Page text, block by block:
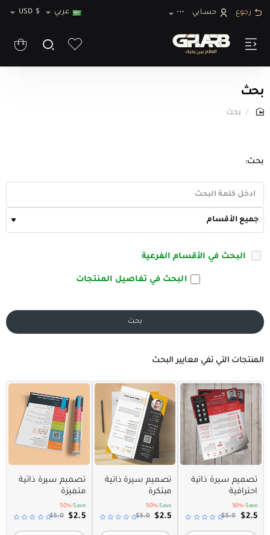
رجوع حسـابي ⋯ عربي $
USD
بحث
بحث
بحث:
البحث في الأقسام الفرعية
البحث في تفاصيل المنتجات
بحث
المنتجات التي تفي معايير البحث
عرض مميز
تصميم سيرة ذاتية
احترافية
Save
-50%
$2.5
$5.0
عرض مميز
تصميم سيرة ذاتية
مبتكرة
Save
-50%
$2.5
$5.0
عرض مميز
تصميم سيرة ذاتية
متميزة
Save
-50%
$2.5
$5.0